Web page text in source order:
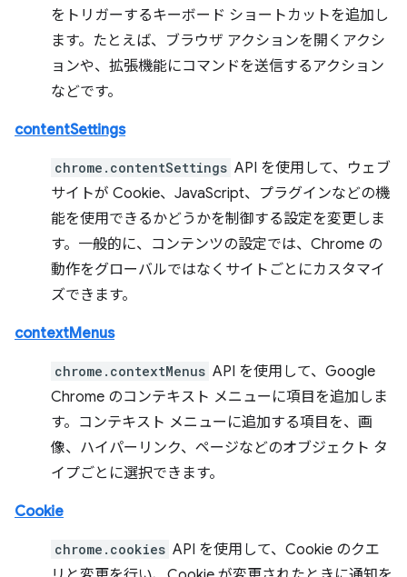
をトリガーするキーボード ショートカットを追加し
ます。たとえば、ブラウザ アクションを開くアクシ
ョンや、拡張機能にコマンドを送信するアクション
などです。
contentSettings
chrome.contentSettings API を使用して、ウェブ
サイトが Cookie、JavaScript、プラグインなどの機
能を使用できるかどうかを制御する設定を変更しま
す。一般的に、コンテンツの設定では、Chrome の
動作をグローバルではなくサイトごとにカスタマイ
ズできます。
contextMenus
chrome.contextMenus API を使用して、Google
Chrome のコンテキスト メニューに項目を追加しま
す。コンテキスト メニューに追加する項目を、画
像、ハイパーリンク、ページなどのオブジェクト タ
イプごとに選択できます。
Cookie
chrome.cookies API を使用して、Cookie のクエ